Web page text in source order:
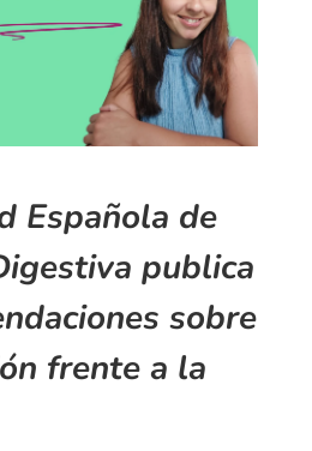
Española de
publica
sobre
frente a la